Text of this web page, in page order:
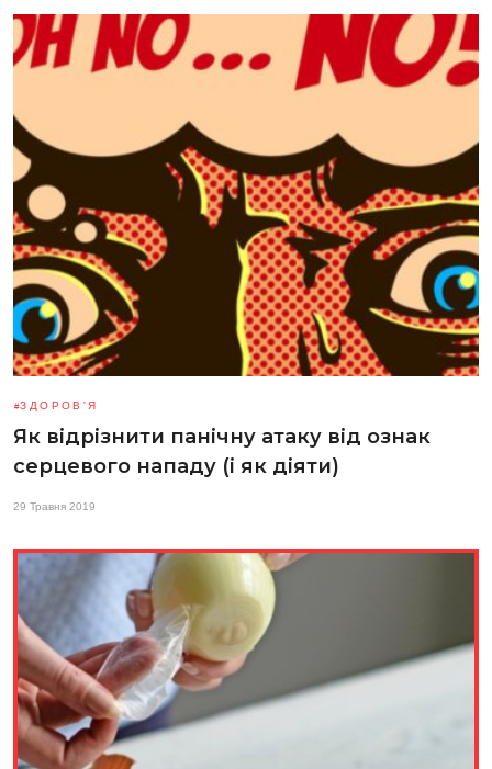
ЗДОРОВ'Я
Як відрізнити панічну атаку від ознак
серцевого нападу (і як діяти)
29 Травня 2019